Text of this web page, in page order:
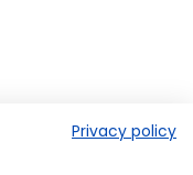
Privacy policy